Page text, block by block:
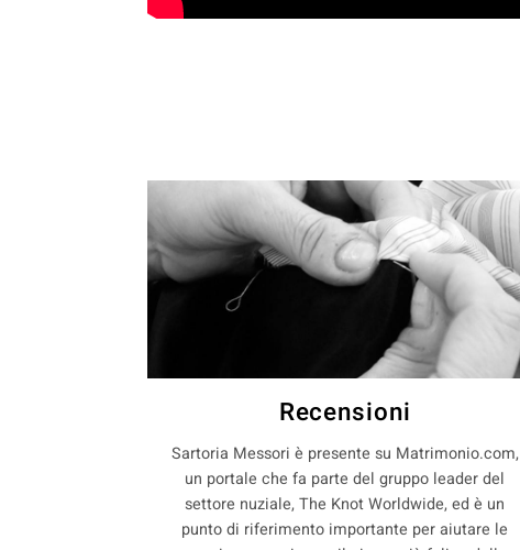
Recensioni
Sartoria Messori è presente su Matrimonio.com,
un portale che fa parte del gruppo leader del
settore nuziale, The Knot Worldwide, ed è un
punto di riferimento importante per aiutare le